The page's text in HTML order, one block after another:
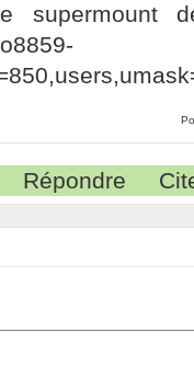
supermount
Répondre